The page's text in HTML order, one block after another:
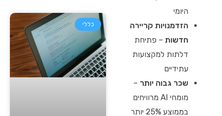
היומי
הזדמנויות קריירה
חדשות – פתיחת
דלתות למקצועות
עתידיים
שכר גבוה יותר –
מומחי AI מרוויחים
בממוצע 25% יותר
כללי